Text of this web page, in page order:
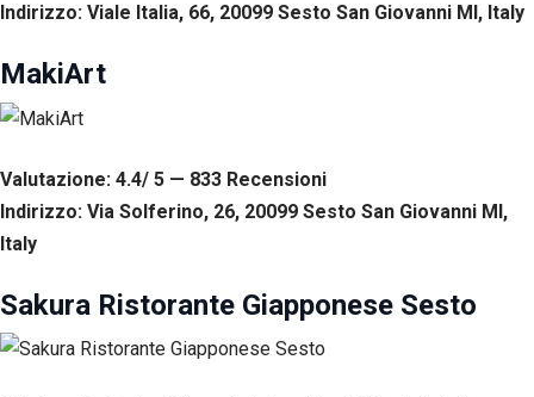
Indirizzo: Viale Italia, 66, 20099 Sesto San Giovanni MI, Italy
MakiArt
Valutazione: 4.4/ 5 — 833 Recensioni
Indirizzo: Via Solferino, 26, 20099 Sesto San Giovanni MI,
Italy
Sakura Ristorante Giapponese Sesto